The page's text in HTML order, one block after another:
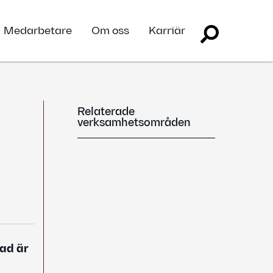
Medarbetare Om oss Karriär
är
Relaterade
verksamhetsområden